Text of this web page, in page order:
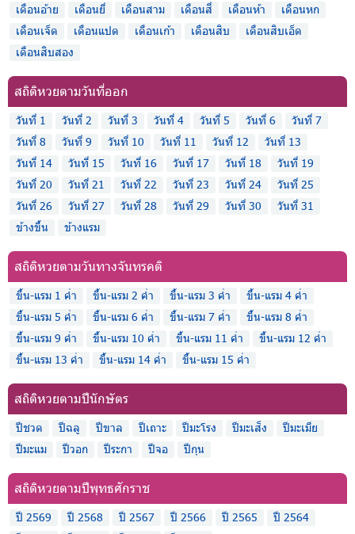
เดือนอ้าย เดือนยี่ เดือนสาม เดือนสี่ เดือนห้า
เดือนหก
เดือนเจ็ด
เดือนแปด เดือนเก้า เดือนสิบ
เดือนสิบเอ็ด
เดือนสิบสอง
สถิติหวยตามวันที่ออก
วันที่ 1 วันที่ 2 วันที่ 3 วันที่ 4 วันที่ 5 วันที่ 6
วันที่ 7
วันที่ 8
วันที่ 9 วันที่ 10 วันที่ 11 วันที่ 12
วันที่ 13
วันที่ 14
วันที่ 15 วันที่ 16 วันที่ 17 วันที่ 18
วันที่ 19
วันที่ 20
วันที่ 21 วันที่ 22 วันที่ 23 วันที่ 24
วันที่ 25
วันที่ 26
วันที่ 27 วันที่ 28 วันที่ 29 วันที่ 30
วันที่ 31
ข้างขึ้น
ข้างแรม
สถิติหวยตามวันทางจันทรคติ
ขึ้น-แรม 1 ค่ำ ขึ้น-แรม 2 ค่ำ ขึ้น-แรม 3 ค่ำ
ขึ้น-แรม 4 ค่ำ
ขึ้น-แรม 5 ค่ำ
ขึ้น-แรม 6 ค่ำ ขึ้น-แรม 7 ค่ำ
ขึ้น-แรม 8 ค่ำ
ขึ้น-แรม 9 ค่ำ
ขึ้น-แรม 10 ค่ำ ขึ้น-แรม 11 ค่ำ
ขึ้น-แรม 12 ค่ำ
ขึ้น-แรม 13 ค่ำ
ขึ้น-แรม 14 ค่ำ ขึ้น-แรม 15 ค่ำ
สถิติหวยตามปีนักษัตร
ปีชวด ปีฉลู ปีขาล ปีเถาะ ปีมะโรง ปีมะเส็ง
ปีมะเมีย
ปีมะแม
ปีวอก ปีระกา ปีจอ ปีกุน
สถิติหวยตามปีพุทธศักราช
ปี 2569 ปี 2568 ปี 2567 ปี 2566 ปี 2565
ปี 2564